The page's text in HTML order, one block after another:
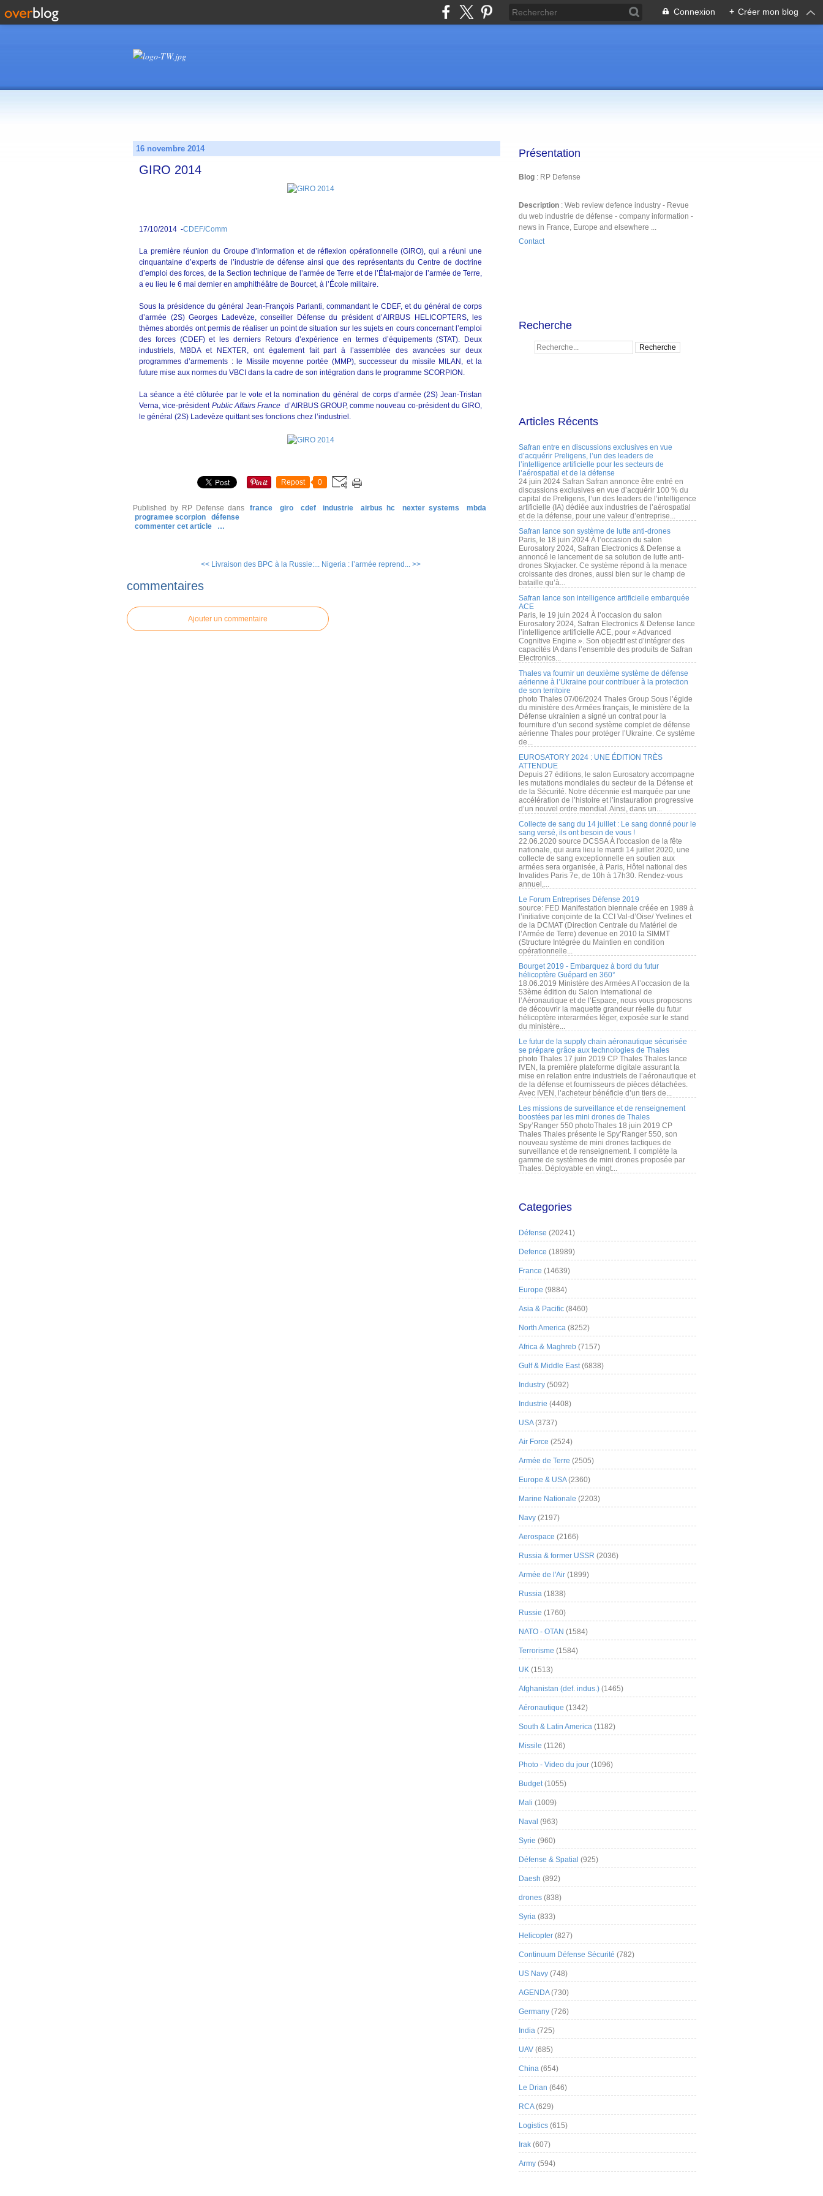
Connexion + Créer mon blog
16 novembre 2014
GIRO 2014
17/10/2014 -CDEF/Comm
La première réunion du Groupe d’information et de réflexion opérationnelle (GIRO), qui a réuni une
cinquantaine d’experts de l’industrie de défense ainsi que des représentants du Centre de doctrine
d’emploi des forces, de la Section technique de l’armée de Terre et de l’État-major de l’armée de Terre,
a eu lieu le 6 mai dernier en amphithéâtre de Bourcet, à l’École militaire.
Sous la présidence du général Jean-François Parlanti, commandant le CDEF, et du général de corps
d’armée (2S) Georges Ladevèze, conseiller Défense du président d’AIRBUS HELICOPTERS, les
thèmes abordés ont permis de réaliser un point de situation sur les sujets en cours concernant l’emploi
des forces (CDEF) et les derniers Retours d’expérience en termes d’équipements (STAT). Deux
industriels, MBDA et NEXTER, ont également fait part à l’assemblée des avancées sur deux
programmes d’armements : le Missile moyenne portée (MMP), successeur du missile MILAN, et la
future mise aux normes du VBCI dans la cadre de son intégration dans le programme SCORPION.
La séance a été clôturée par le vote et la nomination du général de corps d’armée (2S) Jean-Tristan
Verna, vice-président Public Affairs France d’AIRBUS GROUP, comme nouveau co-président du GIRO,
le général (2S) Ladevèze quittant ses fonctions chez l’industriel.
Repost 0
Published by RP Defense dans france giro cdef industrie airbus hc nexter systems
mbda
programee scorpion
défense
commenter cet article
…
<< Livraison des BPC à la Russie:... Nigeria : l’armée reprend... >>
commentaires
Ajouter un commentaire
Présentation
Blog : RP Defense
Description : Web review defence industry - Revue
du web industrie de défense - company information -
news in France, Europe and elsewhere ...
Contact
Recherche
Articles Récents
Safran entre en discussions exclusives en vue
d’acquérir Preligens, l’un des leaders de
l’intelligence artificielle pour les secteurs de
l’aérospatial et de la défense
24 juin 2024 Safran Safran annonce être entré en
discussions exclusives en vue d’acquérir 100 % du
capital de Preligens, l’un des leaders de l’intelligence
artificielle (IA) dédiée aux industries de l’aérospatial
et de la défense, pour une valeur d’entreprise...
Safran lance son système de lutte anti-drones
Paris, le 18 juin 2024 À l’occasion du salon
Eurosatory 2024, Safran Electronics & Defense a
annoncé le lancement de sa solution de lutte anti-
drones Skyjacker. Ce système répond à la menace
croissante des drones, aussi bien sur le champ de
bataille qu’à...
Safran lance son intelligence artificielle embarquée
ACE
Paris, le 19 juin 2024 À l’occasion du salon
Eurosatory 2024, Safran Electronics & Defense lance
l’intelligence artificielle ACE, pour « Advanced
Cognitive Engine ». Son objectif est d’intégrer des
capacités IA dans l’ensemble des produits de Safran
Electronics...
Thales va fournir un deuxième système de défense
aérienne à l’Ukraine pour contribuer à la protection
de son territoire
photo Thales 07/06/2024 Thales Group Sous l’égide
du ministère des Armées français, le ministère de la
Défense ukrainien a signé un contrat pour la
fourniture d’un second système complet de défense
aérienne Thales pour protéger l’Ukraine. Ce système
de...
EUROSATORY 2024 : UNE ÉDITION TRÈS
ATTENDUE
Depuis 27 éditions, le salon Eurosatory accompagne
les mutations mondiales du secteur de la Défense et
de la Sécurité. Notre décennie est marquée par une
accélération de l’histoire et l’instauration progressive
d’un nouvel ordre mondial. Ainsi, dans un...
Collecte de sang du 14 juillet : Le sang donné pour le
sang versé, ils ont besoin de vous !
22.06.2020 source DCSSA À l'occasion de la fête
nationale, qui aura lieu le mardi 14 juillet 2020, une
collecte de sang exceptionnelle en soutien aux
armées sera organisée, à Paris, Hôtel national des
Invalides Paris 7e, de 10h à 17h30. Rendez-vous
annuel,...
Le Forum Entreprises Défense 2019
source: FED Manifestation biennale créée en 1989 à
l’initiative conjointe de la CCI Val-d’Oise/ Yvelines et
de la DCMAT (Direction Centrale du Matériel de
l’Armée de Terre) devenue en 2010 la SIMMT
(Structure Intégrée du Maintien en condition
opérationnelle...
Bourget 2019 - Embarquez à bord du futur
hélicoptère Guépard en 360°
18.06.2019 Ministère des Armées A l’occasion de la
53ème édition du Salon International de
l’Aéronautique et de l’Espace, nous vous proposons
de découvrir la maquette grandeur réelle du futur
hélicoptère interarmées léger, exposée sur le stand
du ministère...
Le futur de la supply chain aéronautique sécurisée
se prépare grâce aux technologies de Thales
photo Thales 17 juin 2019 CP Thales Thales lance
IVEN, la première plateforme digitale assurant la
mise en relation entre industriels de l’aéronautique et
de la défense et fournisseurs de pièces détachées.
Avec IVEN, l’acheteur bénéficie d’un tiers de...
Les missions de surveillance et de renseignement
boostées par les mini drones de Thales
Spy’Ranger 550 photoThales 18 juin 2019 CP
Thales Thales présente le Spy’Ranger 550, son
nouveau système de mini drones tactiques de
surveillance et de renseignement. Il complète la
gamme de systèmes de mini drones proposée par
Thales. Déployable en vingt...
Categories
Défense (20241)
Defence (18989)
France (14639)
Europe (9884)
Asia & Pacific (8460)
North America (8252)
Africa & Maghreb (7157)
Gulf & Middle East(6838)
Industry (5092)
Industrie (4408)
USA(3737)
Air Force (2524)
Armée de Terre (2505)
Europe & USA(2360)
Marine Nationale (2203)
Navy (2197)
Aerospace (2166)
Russia & former USSR (2036)
Armée de l'Air (1899)
Russia (1838)
Russie (1760)
NATO - OTAN (1584)
Terrorisme (1584)
UK (1513)
Afghanistan (def. indus.) (1465)
Aéronautique (1342)
South & Latin America (1182)
Missile (1126)
Photo - Video du jour (1096)
Budget(1055)
Mali (1009)
Naval (963)
Syrie (960)
Défense & Spatial (925)
Daesh (892)
drones (838)
Syria (833)
Helicopter (827)
Continuum Défense Sécurité (782)
US Navy (748)
AGENDA(730)
Germany (726)
India (725)
UAV (685)
China (654)
Le Drian (646)
RCA(629)
Logistics (615)
Irak (607)
Army (594)